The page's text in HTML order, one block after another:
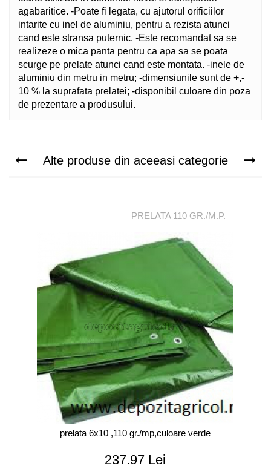
agabaritice. -Poate fi legata, cu ajutorul orificiilor
intarite cu inel de aluminiu, pentru a rezista atunci
cand este stransa puternic. -Este recomandat sa se
realizeze o mica panta pentru ca apa sa se poata
scurge pe prelate atunci cand este montata. -inele de
aluminiu din metru in metru; -dimensiunile sunt de +,-
10 % la suprafata prelatei; -disponibil culoare din poza
de prezentare a produsului.
Alte produse din aceeasi categorie
PRELATA 110 GR./M.P.
prelata 6x10 ,110 gr./mp,culoare verde
237.97 Lei